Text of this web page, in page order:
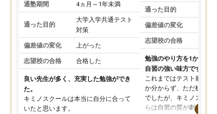
通塾期間 4ヵ月～1年未満
通った目的
大学入学共通テスト
対策
偏差値の変化 上がった
志望校の合格 合格した
良い先生が多く、充実した勉強ができ
た。
キミノスクールは本当に自分に合って
いたと思います。
通った目的
偏差値の変化
志望校の合格
勉強のやり方を1から教
自習の強い味方です。
これまではテスト前に何
か分からず、ただ机に座
でしたが、キミノスクー
らは自習の質が劇的に変